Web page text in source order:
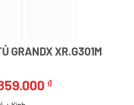
GRANDX XR.G301M
₫Giá